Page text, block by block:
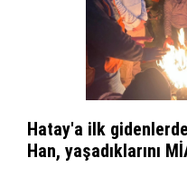
Hatay'a ilk
Han, yaşadıklarını